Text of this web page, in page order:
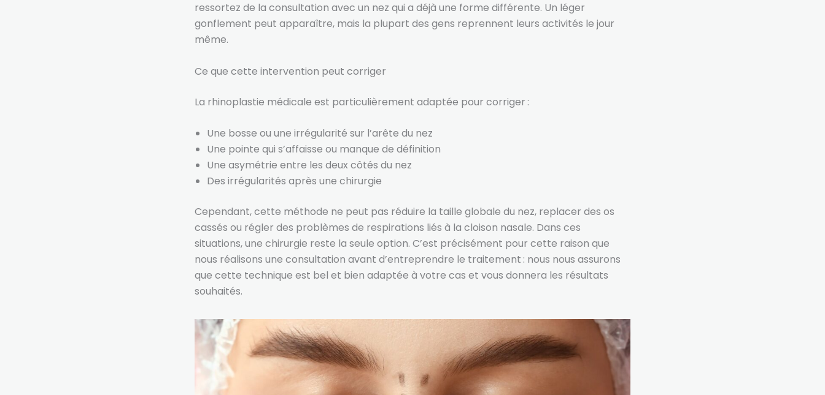
ressortez de la consultation avec un nez qui a déjà une forme différente. Un léger
gonflement peut apparaître, mais la plupart des gens reprennent leurs activités le jour
même.
Ce que cette intervention peut corriger
La rhinoplastie médicale est particulièrement adaptée pour corriger :
Une bosse ou une irrégularité sur l’arête du nez
Une pointe qui s’affaisse ou manque de définition
Une asymétrie entre les deux côtés du nez
Des irrégularités après une chirurgie
Cependant, cette méthode ne peut pas réduire la taille globale du nez, replacer des os
cassés ou régler des problèmes de respirations liés à la cloison nasale. Dans ces
situations, une chirurgie reste la seule option. C’est précisément pour cette raison que
nous réalisons une consultation avant d’entreprendre le traitement : nous nous assurons
que cette technique est bel et bien adaptée à votre cas et vous donnera les résultats
souhaités.